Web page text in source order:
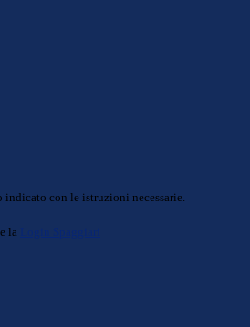
con le istruzioni necessarie.
la Login Spaggiari